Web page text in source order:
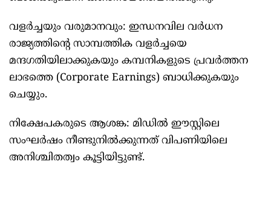
വളർച്ചയും വരുമാനവും: ഇന്ധനവില വർധന
രാജ്യത്തിന്റെ സാമ്പത്തിക വളർച്ചയെ
മന്ദഗതിയിലാക്കുകയും കമ്പനികളുടെ പ്രവർത്തന
ലാഭത്തെ (Corporate Earnings) ബാധിക്കുകയും
ചെയ്യും.
നിക്ഷേപകരുടെ ആശങ്ക: മിഡിൽ ഈസ്റ്റിലെ
സംഘർഷം നീണ്ടുനിൽക്കുന്നത് വിപണിയിലെ
അനിശ്ചിതത്വം കൂട്ടിയിട്ടുണ്ട്.